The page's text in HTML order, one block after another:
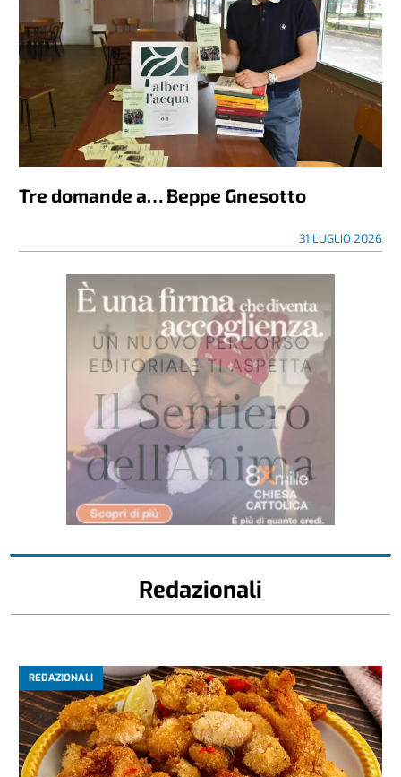
Tre domande a… Beppe Gnesotto
31 LUGLIO 2026
Redazionali
REDAZIONALI